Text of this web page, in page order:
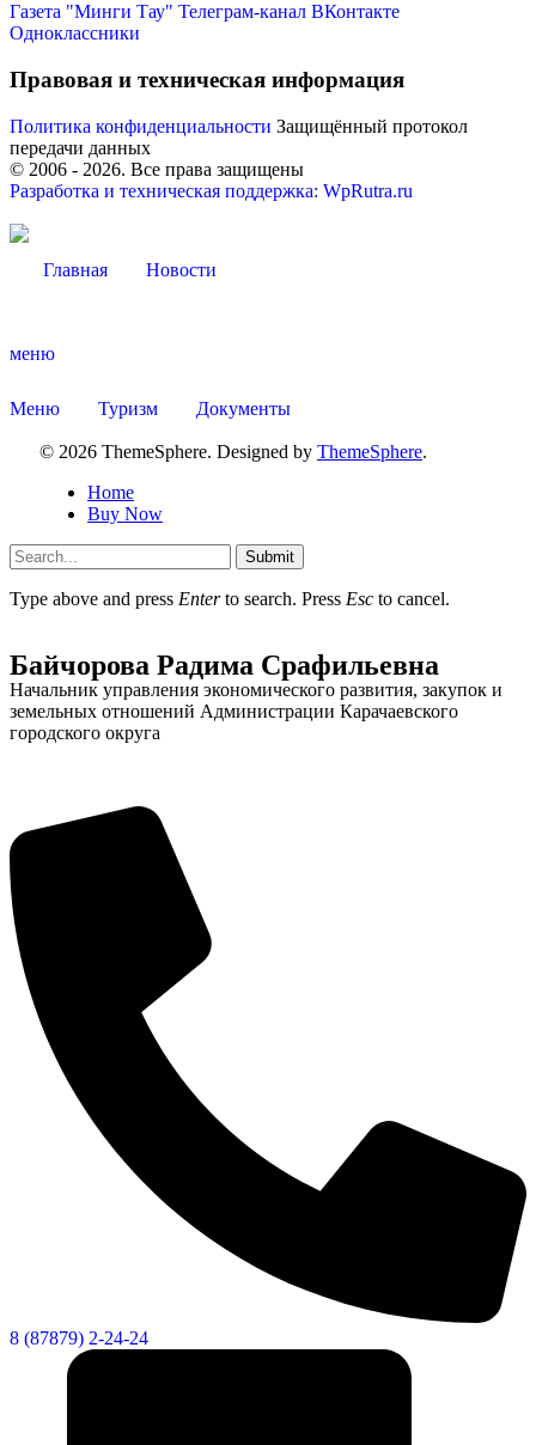
Газета "Минги Тау" Телеграм-канал ВКонтакте
Одноклассники
Правовая и техническая информация
Политика конфиденциальности Защищённый протокол
передачи данных
© 2006 - 2026. Все права защищены
Разработка и техническая поддержка: WpRutra.ru
Главная Новости
меню
Меню Туризм Документы
© 2026 ThemeSphere. Designed by ThemeSphere.
Home
Buy Now
Submit
Type above and press Enterto search. Press Esc to cancel.
Дума
Байчорова Радима Срафильевна
Начальник управления экономического развития, закупок и
земельных отношений Администрации Карачаевского
городского округа
8 (87879) 2-24-24